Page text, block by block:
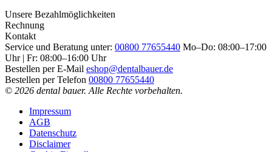
Unsere Bezahlmöglichkeiten
Rechnung
Kontakt
Service und Beratung unter: 00800 77655440 Mo–Do: 08:00–17:00
Uhr | Fr: 08:00–16:00 Uhr
Bestellen per E-Mail eshop@dentalbauer.de
Bestellen per Telefon 00800 77655440
© 2026 dental bauer. Alle Rechte vorbehalten.
Impressum
AGB
Datenschutz
Disclaimer